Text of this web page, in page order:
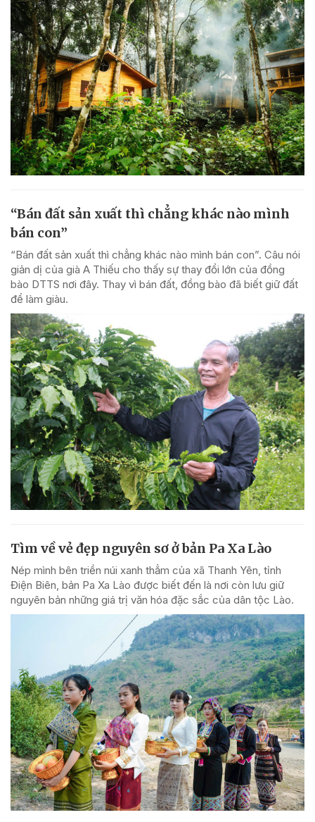
“Bán đất sản xuất thì chẳng khác nào mình
bán con”
“Bán đất sản xuất thì chẳng khác nào mình bán con”. Câu nói
giản dị của già A Thiếu cho thấy sự thay đổi lớn của đồng
bào DTTS nơi đây. Thay vì bán đất, đồng bào đã biết giữ đất
để làm giàu.
Tìm về vẻ đẹp nguyên sơ ở bản Pa Xa Lào
Nép mình bên triền núi xanh thẳm của xã Thanh Yên, tỉnh
Điện Biên, bản Pa Xa Lào được biết đến là nơi còn lưu giữ
nguyên bản những giá trị văn hóa đặc sắc của dân tộc Lào.